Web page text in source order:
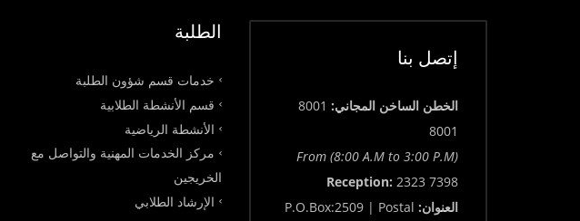
الطلبة
خدمات قسم شؤون الطلبة
قسم الأنشطة الطلابية
الأنشطة الرياضية
مركز الخدمات المهنية والتواصل مع
الخريجين
الإرشاد الطلابي
إتصل بنا
الخطن الساخن المجاني: 8001
8001
From (8:00 A.M to 3:00 P.M)
Reception: 2323 7398
العنوان: P.O.Box:2509 | Postal